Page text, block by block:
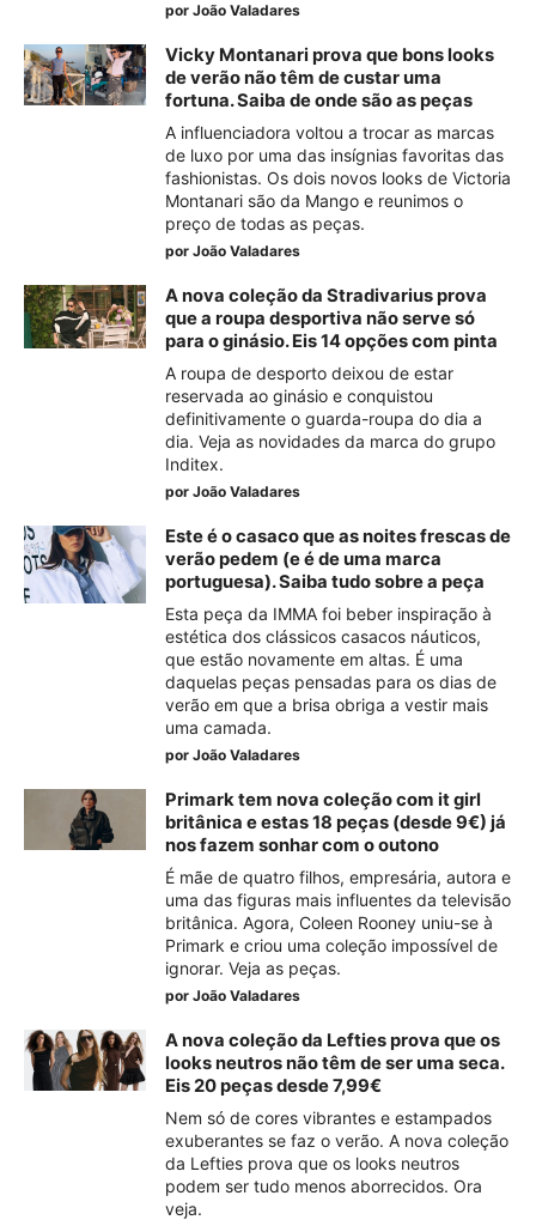
por João Valadares
Vicky Montanari prova que bons looks
de verão não têm de custar uma
fortuna. Saiba de onde são as peças
A influenciadora voltou a trocar as marcas
de luxo por uma das insígnias favoritas das
fashionistas. Os dois novos looks de Victoria
Montanari são da Mango e reunimos o
preço de todas as peças.
por João Valadares
A nova coleção da Stradivarius prova
que a roupa desportiva não serve só
para o ginásio. Eis 14 opções com pinta
A roupa de desporto deixou de estar
reservada ao ginásio e conquistou
definitivamente o guarda-roupa do dia a
dia. Veja as novidades da marca do grupo
Inditex.
por João Valadares
Este é o casaco que as noites frescas de
verão pedem (e é de uma marca
portuguesa). Saiba tudo sobre a peça
Esta peça da IMMA foi beber inspiração à
estética dos clássicos casacos náuticos,
que estão novamente em altas. É uma
daquelas peças pensadas para os dias de
verão em que a brisa obriga a vestir mais
uma camada.
por João Valadares
Primark tem nova coleção com it girl
britânica e estas 18 peças (desde 9€) já
nos fazem sonhar com o outono
É mãe de quatro filhos, empresária, autora e
uma das figuras mais influentes da televisão
britânica. Agora, Coleen Rooney uniu-se à
Primark e criou uma coleção impossível de
ignorar. Veja as peças.
por João Valadares
A nova coleção da Lefties prova que os
looks neutros não têm de ser uma seca.
Eis 20 peças desde 7,99€
Nem só de cores vibrantes e estampados
exuberantes se faz o verão. A nova coleção
da Lefties prova que os looks neutros
podem ser tudo menos aborrecidos. Ora
veja.